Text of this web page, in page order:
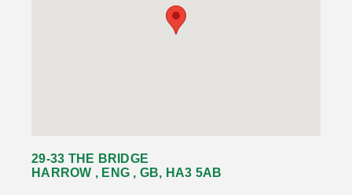
29-33 THE BRIDGE
HARROW , ENG , GB, HA3 5AB